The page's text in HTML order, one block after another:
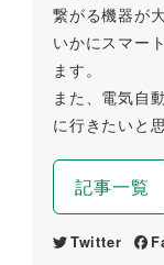
繋がる機器が
いかにスマー
ます。
また、電気自
に行きたいと
記事一覧
Twitter